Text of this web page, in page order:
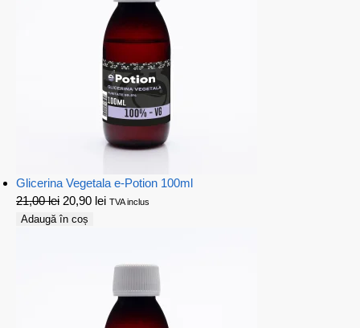
Glicerina Vegetala e-Potion 100ml
21,00lei 20,90 lei TVA inclus
Adaugă în coș